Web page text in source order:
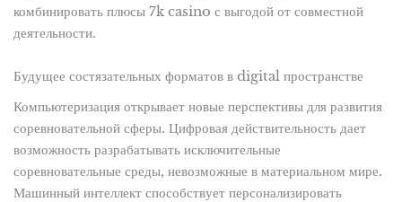
комбинировать плюсы 7k casino с выгодой от совместной
деятельности.
Будущее состязательных форматов в digital пространстве
Компьютеризация открывает новые перспективы для развития
соревновательной сферы. Цифровая действительность дает
возможность разрабатывать исключительные
соревновательные среды, невозможные в материальном мире.
Машинный интеллект способствует персонализировать